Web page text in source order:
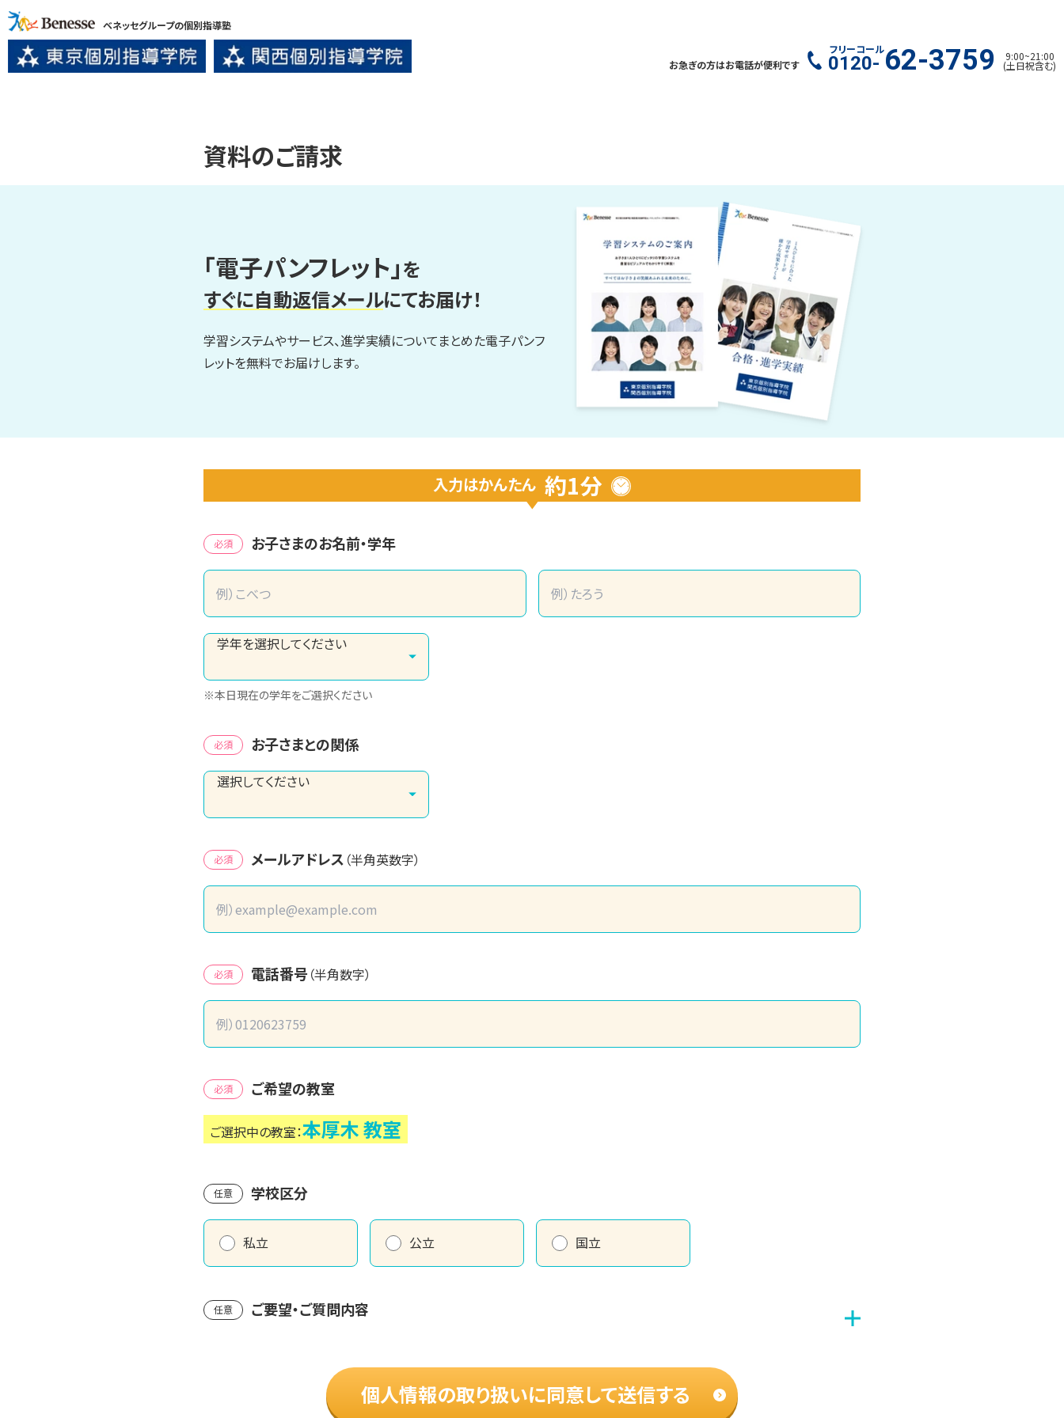
ベネッセグループの個別指導塾
お急ぎの方はお電話が便利です
フリーコール
0120- 62-3759 9:00~21:00
(土日祝含む)
資料のご請求
「電子パンフレット」を
すぐに自動返信メールにてお届け！
学習システムやサービス、進学実績についてまとめた電子パンフ
レットを無料でお届けします。
入力はかんたん 約1分
必須 お子さまのお名前・学年
※本日現在の学年をご選択ください
必須 お子さまとの関係
必須 メールアドレス （半角英数字）
必須 電話番号 （半角数字）
必須 ご希望の教室
ご選択中の教室：本厚木教室
任意 学校区分
私立 公立 国立
任意 ご要望・ご質問内容
個人情報の取り扱いに同意して送信する